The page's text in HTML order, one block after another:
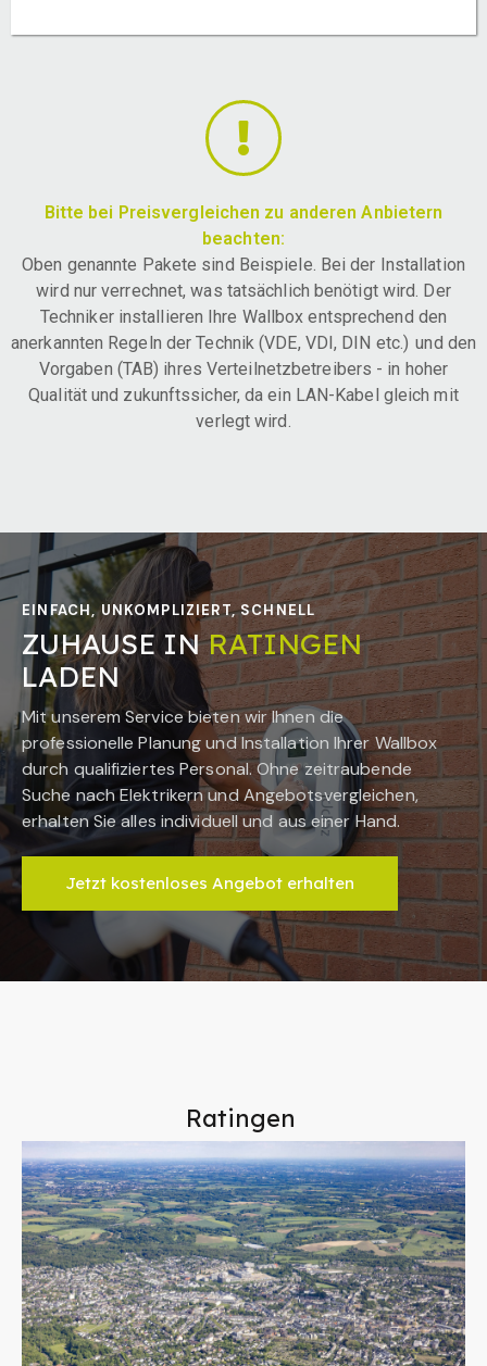
Bitte bei Preisvergleichen zu anderen Anbietern
beachten:
Oben genannte Pakete sind Beispiele. Bei der Installation
wird nur verrechnet, was tatsächlich benötigt wird. Der
Techniker installieren Ihre Wallbox entsprechend den
anerkannten Regeln der Technik (VDE, VDI, DIN etc.) und den
Vorgaben (TAB) ihres Verteilnetzbetreibers - in hoher
Qualität und zukunftssicher, da ein LAN-Kabel gleich mit
verlegt wird.
EINFACH, UNKOMPLIZIERT, SCHNELL
ZUHAUSE INRATINGEN
LADEN
Mit unserem Service bieten wir Ihnen die
professionelle Planung und Installation Ihrer Wallbox
durch qualifiziertes Personal. Ohne zeitraubende
Suche nach Elektrikern und Angebotsvergleichen,
erhalten Sie alles individuell und aus einer Hand.
Jetzt kostenloses Angebot erhalten
Ratingen